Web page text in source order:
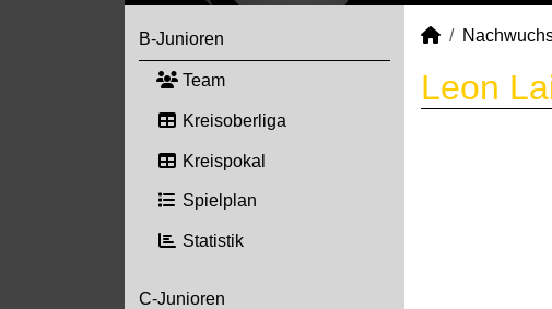
B-Junioren
Team
Kreisoberliga
Kreispokal
Spielplan
Statistik
C-Junioren
Leon